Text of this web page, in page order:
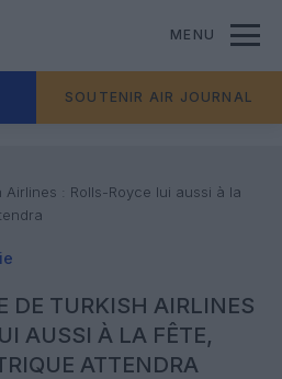
MENU
SOUTENIR AIR JOURNAL
: Rolls-Royce lui aussi à la
DE TURKISH AIRLINES
AUSSI À LA FÊTE,
ATTENDRA